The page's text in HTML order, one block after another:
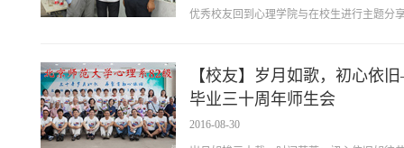
优秀校友回到心理学院与在校生进行主题分
【校友】岁月如歌，初心依
毕业三十周年师生会
2016-08-30